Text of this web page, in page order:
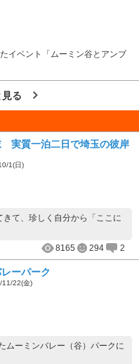
イベント「ムーミン谷とアンブ
る
実質一泊二日で埼玉の彼岸
1(日)
て、珍しく自分から「ここに
8165
294 2
ーパーク
11/22(金)
ムーミンバレー（谷）パークに